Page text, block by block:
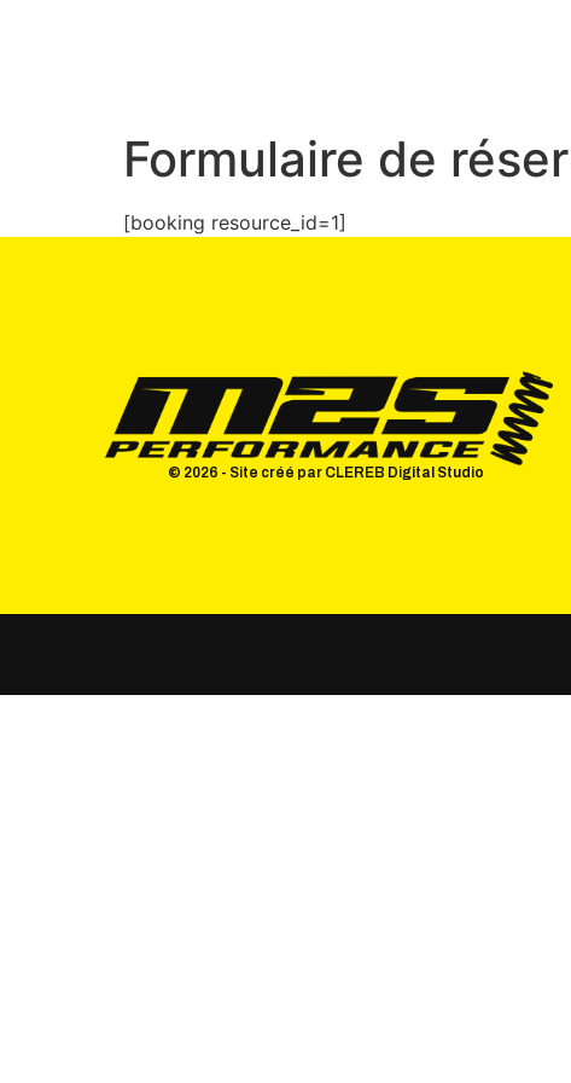
Formulaire de
[booking resource_id=1]
© 2026 - Site créé par CLEREB Digital Studio